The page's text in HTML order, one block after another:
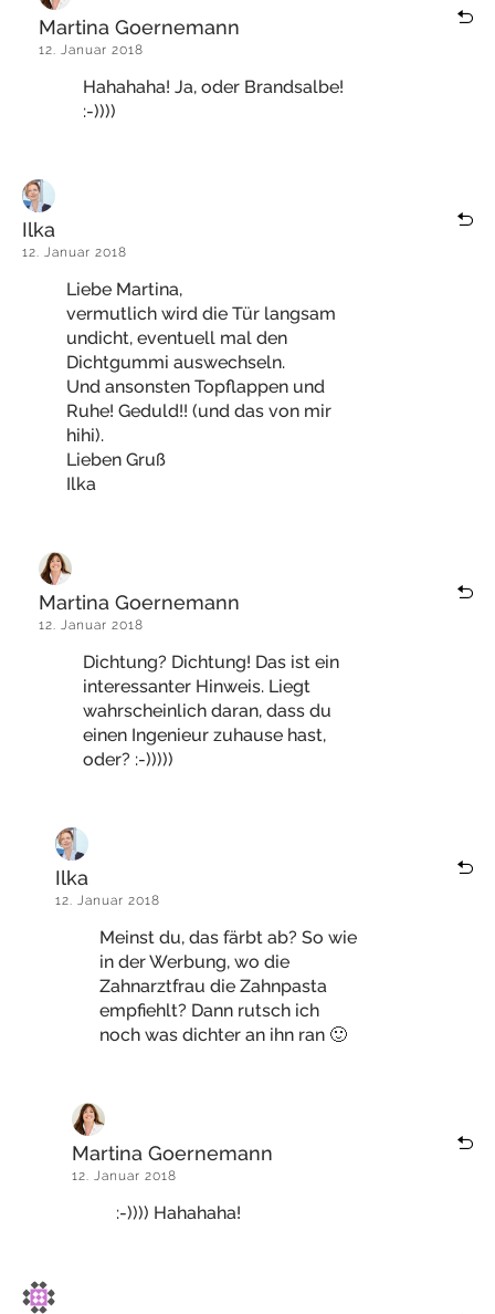
Martina Goernemann
12. Januar 2018
Hahahaha! Ja, oder Brandsalbe!
:-))))
Ilka
12. Januar 2018
Liebe Martina,
vermutlich wird die Tür langsam
undicht, eventuell mal den
Dichtgummi auswechseln.
Und ansonsten Topflappen und
Ruhe! Geduld!! (und das von mir
hihi).
Lieben Gruß
Ilka
Martina Goernemann
12. Januar 2018
Dichtung? Dichtung! Das ist ein
interessanter Hinweis. Liegt
wahrscheinlich daran, dass du
einen Ingenieur zuhause hast,
oder? :-)))))
Ilka
12. Januar 2018
Meinst du, das färbt ab? So wie
in der Werbung, wo die
Zahnarztfrau die Zahnpasta
empfiehlt? Dann rutsch ich
noch was dichter an ihn ran 🙂
Martina Goernemann
12. Januar 2018
:-)))) Hahahaha!